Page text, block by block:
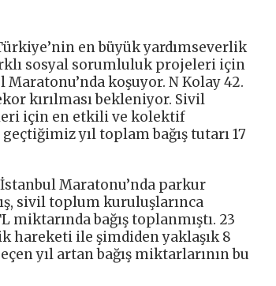
en büyük yardımseverlik
sosyal sorumluluk projeleri için
koşuyor. N Kolay 42.
kırılması bekleniyor. Sivil
için en etkili ve kolektif
yıl toplam bağış tutarı 17
İstanbul Maratonu’nda parkur
sivil toplum kuruluşlarınca
miktarında bağış toplanmıştı. 23
hareketi ile şimdiden yaklaşık 8
yıl artan bağış miktarlarının bu